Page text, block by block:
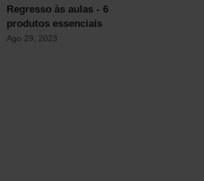
Regresso às aulas - 6
produtos essenciais
Ago 29, 2023